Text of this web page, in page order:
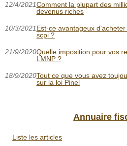
12/4/2021Comment la plupart des
devenus riches
10/3/2021Est-ce avantageux
scpi ?
21/9/2020Quelle imposition pour vos
LMNP ?
18/9/2020Tout ce que vous avez
sur la loi Pinel
Annuaire
Liste les articles